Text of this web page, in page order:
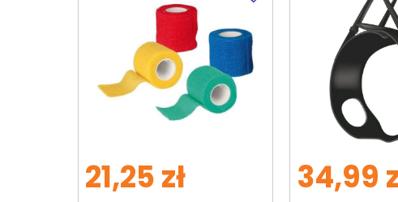
do
21,25 zł 34,99